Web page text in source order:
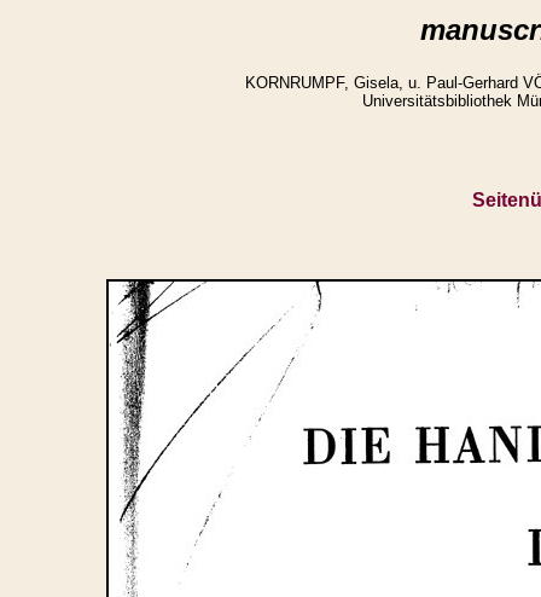
KORNRUMPF, Gisela, u. Paul-Gerhard
Universitätsbibliothek